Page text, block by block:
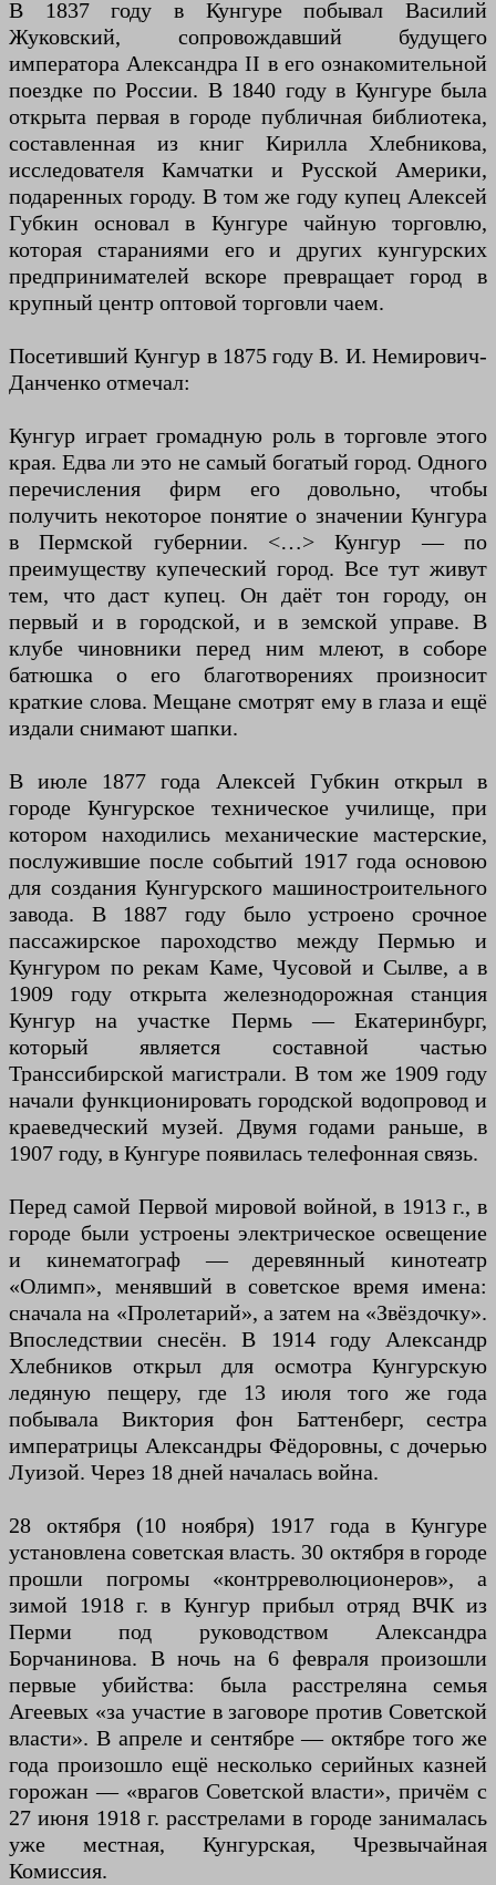
В 1837 году в Кунгуре побывал Василий
Жуковский, сопровождавший будущего
императора Александра II в его ознакомительной
поездке по России. В 1840 году в Кунгуре была
открыта первая в городе публичная библиотека,
составленная из книг Кирилла Хлебникова,
исследователя Камчатки и Русской Америки,
подаренных городу. В том же году купец Алексей
Губкин основал в Кунгуре чайную торговлю,
которая стараниями его и других кунгурских
предпринимателей вскоре превращает город в
крупный центр оптовой торговли чаем.
Посетивший Кунгур в 1875 году В. И. Немирович-
Данченко отмечал:
Кунгур играет громадную роль в торговле этого
края. Едва ли это не самый богатый город. Одного
перечисления фирм его довольно, чтобы
получить некоторое понятие о значении Кунгура
в Пермской губернии. <…> Кунгур — по
преимуществу купеческий город. Все тут живут
тем, что даст купец. Он даёт тон городу, он
первый и в городской, и в земской управе. В
клубе чиновники перед ним млеют, в соборе
батюшка о его благотворениях произносит
краткие слова. Мещане смотрят ему в глаза и ещё
издали снимают шапки.
В июле 1877 года Алексей Губкин открыл в
городе Кунгурское техническое училище, при
котором находились механические мастерские,
послужившие после событий 1917 года основою
для создания Кунгурского машиностроительного
завода. В 1887 году было устроено срочное
пассажирское пароходство между Пермью и
Кунгуром по рекам Каме, Чусовой и Сылве, а в
1909 году открыта железнодорожная станция
Кунгур на участке Пермь — Екатеринбург,
который является составной частью
Транссибирской магистрали. В том же 1909 году
начали функционировать городской водопровод и
краеведческий музей. Двумя годами раньше, в
1907 году, в Кунгуре появилась телефонная связь.
Перед самой Первой мировой войной, в 1913 г., в
городе были устроены электрическое освещение
и кинематограф — деревянный кинотеатр
«Олимп», менявший в советское время имена:
сначала на «Пролетарий», а затем на «Звёздочку».
Впоследствии снесён. В 1914 году Александр
Хлебников открыл для осмотра Кунгурскую
ледяную пещеру, где 13 июля того же года
побывала Виктория фон Баттенберг, сестра
императрицы Александры Фёдоровны, с дочерью
Луизой. Через 18 дней началась война.
28 октября (10 ноября) 1917 года в Кунгуре
установлена советская власть. 30 октября в городе
прошли погромы «контрреволюционеров», а
зимой 1918 г. в Кунгур прибыл отряд ВЧК из
Перми под руководством Александра
Борчанинова. В ночь на 6 февраля произошли
первые убийства: была расстреляна семья
Агеевых «за участие в заговоре против Советской
власти». В апреле и сентябре — октябре того же
года произошло ещё несколько серийных казней
горожан — «врагов Советской власти», причём с
27 июня 1918 г. расстрелами в городе занималась
уже местная, Кунгурская, Чрезвычайная
Комиссия.